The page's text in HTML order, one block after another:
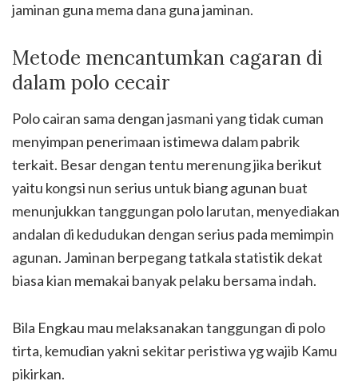
jaminan guna mema dana guna jaminan.
Metode mencantumkan cagaran di
dalam polo cecair
Polo cairan sama dengan jasmani yang tidak cuman
menyimpan penerimaan istimewa dalam pabrik
terkait. Besar dengan tentu merenung jika berikut
yaitu kongsi nun serius untuk biang agunan buat
menunjukkan tanggungan polo larutan, menyediakan
andalan di kedudukan dengan serius pada memimpin
agunan. Jaminan berpegang tatkala statistik dekat
biasa kian memakai banyak pelaku bersama indah.
Bila Engkau mau melaksanakan tanggungan di polo
tirta, kemudian yakni sekitar peristiwa yg wajib Kamu
pikirkan.